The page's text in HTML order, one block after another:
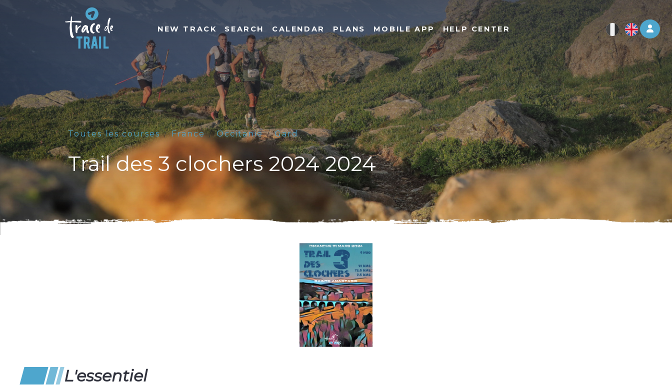
Log
NEW TRACK SEARCH CALENDAR PLANS MOBILE APP HELP CENTER
Toutes les courses France Occitanie Gard
Trail des 3 clochers 2024 2024
L'essentiel